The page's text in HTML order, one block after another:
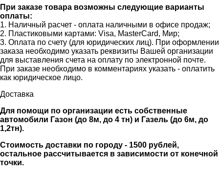
При заказе товара возможны следующие варианты
оплаты:
1. Наличный расчет - оплата наличными в офисе продаж;
2. Пластиковыми картами: Visa, MasterCard, Мир;
3. Оплата по счету (для юридических лиц). При оформлении
заказа необходимо указать реквизиты Вашей организации
для выставления счета на оплату по электронной почте.
При заказе необходимо в комментариях указать - оплатить
как юридическое лицо.
Доставка
Для помощи по организации есть собственные
автомобили Газон (до 8м, до 4 тн) и Газель (до 6м, до
1,2тн).
Стоимость доставки по городу - 1500 рублей,
остальное рассчитывается в зависимости от конечной
точки.